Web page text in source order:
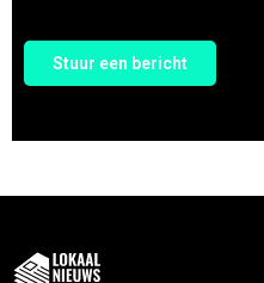
Stuur een bericht